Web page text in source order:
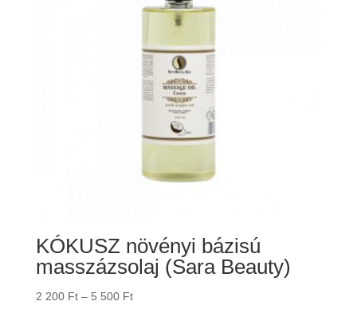
KÓKUSZ növényi bázisú
masszázsolaj (Sara Beauty)
2 200 Ft – 5 500 FtÁrtartomány: